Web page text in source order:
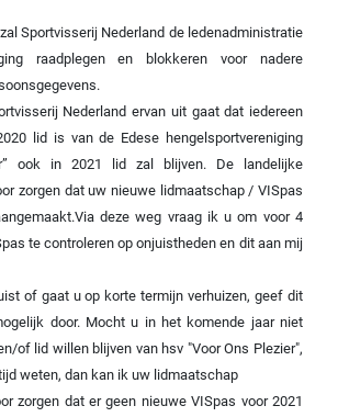
Sportvisserij Nederland de ledenadministratie
raadplegen en blokkeren voor nadere
Nederland ervan uit gaat dat iedereen
lid is van de Edese hengelsportvereniging
ook in 2021 lid zal blijven. De landelijke
zorgen dat uw nieuwe lidmaatschap / VISpas
deze weg vraag ik u om voor 4
te controleren op onjuistheden en dit aan mij
of gaat u op korte termijn verhuizen, geef dit
door. Mocht u in het komende jaar niet
of lid willen blijven van hsv "Voor Ons Plezier",
weten, dan kan ik uw lidmaatschap
zorgen dat er geen nieuwe VISpas voor 2021